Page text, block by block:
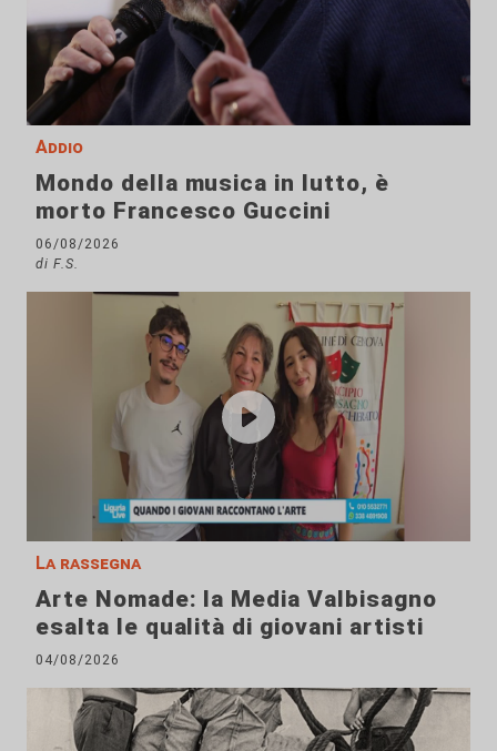
Addio
Mondo della musica in lutto, è
morto Francesco Guccini
06/08/2026
di F.S.
La rassegna
Arte Nomade: la Media Valbisagno
esalta le qualità di giovani artisti
04/08/2026